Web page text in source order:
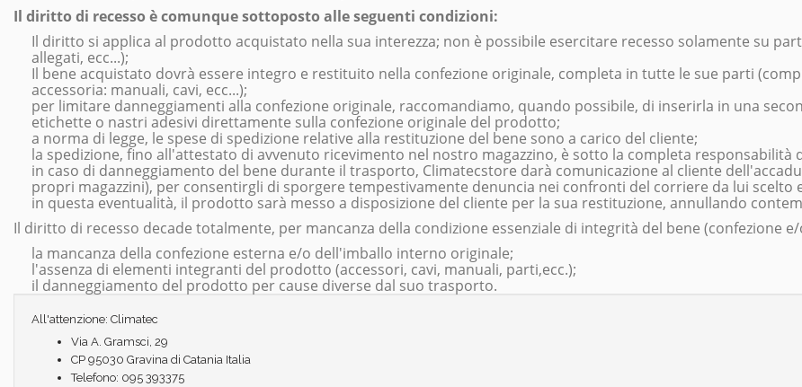
Il diritto di recesso è comunque sottoposto alle seguenti condizioni:
Il diritto si applica al prodotto acquistato nella sua interezza; non è possibile esercitare recesso solamente su
allegati, ecc...);
Il bene acquistato dovrà essere integro e restituito nella confezione originale, completa in tutte le sue parti
accessoria: manuali, cavi, ecc...);
per limitare danneggiamenti alla confezione originale, raccomandiamo, quando possibile, di inserirla in una
etichette o nastri adesivi direttamente sulla confezione originale del prodotto;
a norma di legge, le spese di spedizione relative alla restituzione del bene sono a carico del cliente;
la spedizione, fino all'attestato di avvenuto ricevimento nel nostro magazzino, è sotto la completa responsabilità
in caso di danneggiamento del bene durante il trasporto, Climatecstore darà comunicazione al cliente
propri magazzini), per consentirgli di sporgere tempestivamente denuncia nei confronti del corriere da lui
in questa eventualità, il prodotto sarà messo a disposizione del cliente per la sua restituzione, annullando
Il diritto di recesso decade totalmente, per mancanza della condizione essenziale di integrità del bene (confezione
la mancanza della confezione esterna e/o dell'imballo interno originale;
l'assenza di elementi integranti del prodotto (accessori, cavi, manuali, parti,ecc.);
il danneggiamento del prodotto per cause diverse dal suo trasporto.
All'attenzione: Climatec
Via A. Gramsci, 29
CP 95030 Gravina di Catania Italia
Telefono: 095 393375